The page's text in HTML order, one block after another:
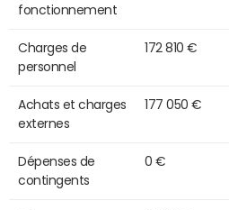
fonctionnement
Charges de
personnel
172 810 €
Achats et charges
externes
177 050 €
Dépenses de
contingents
0 €